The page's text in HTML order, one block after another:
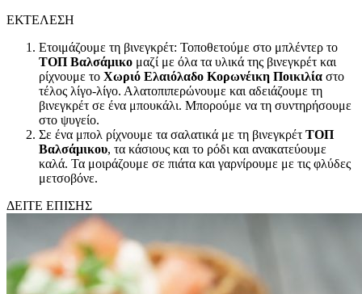
ΕΚΤΕΛΕΣΗ
Ετοιμάζουμε τη βινεγκρέτ: Τοποθετούμε στο μπλέντερ το
ΤΟΠ Βαλσάμικο μαζί με όλα τα υλικά της βινεγκρέτ και
ρίχνουμε το Χωριό Ελαιόλαδο Κορωνέικη Ποικιλία στο
τέλος λίγο-λίγο. Αλατοπιπερώνουμε και αδειάζουμε τη
βινεγκρέτ σε ένα μπουκάλι. Μπορούμε να τη συντηρήσουμε
στο ψυγείο.
Σε ένα μπολ ρίχνουμε τα σαλατικά με τη βινεγκρέτ ΤΟΠ
Βαλσάμικου, τα κάσιους και το ρόδι και ανακατεύουμε
καλά. Τα μοιράζουμε σε πιάτα και γαρνίρουμε με τις φλύδες
μετσοβόνε.
ΔΕΙΤΕ ΕΠΙΣΗΣ